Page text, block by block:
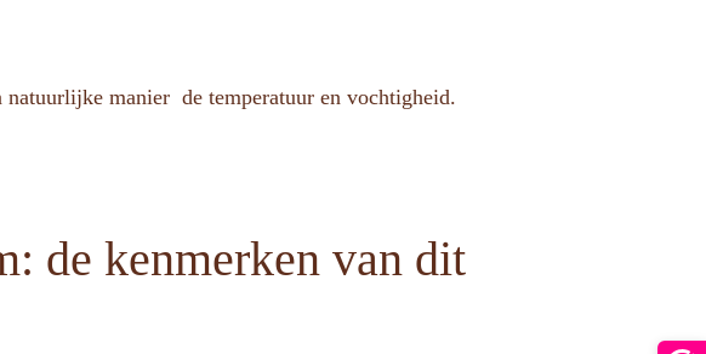
manier de temperatuur en vochtigheid.
de kenmerken van dit